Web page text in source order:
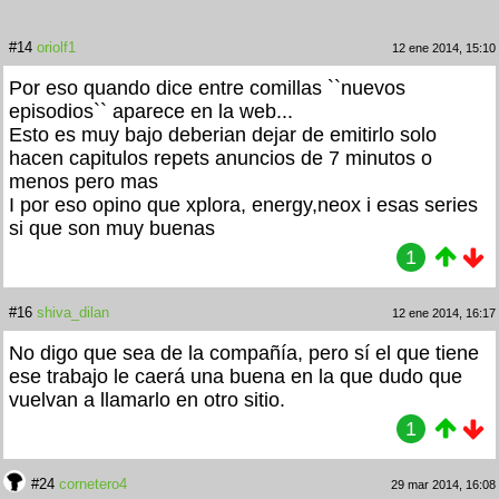
#14 oriolf1 12 ene 2014, 15:10
Por eso quando dice entre comillas ``nuevos
episodios`` aparece en la web...
Esto es muy bajo deberian dejar de emitirlo solo
hacen capitulos repets anuncios de 7 minutos o
menos pero mas
I por eso opino que xplora, energy,neox i esas series
si que son muy buenas
1
#16 shiva_dilan 12 ene 2014, 16:17
No digo que sea de la compañía, pero sí el que tiene
ese trabajo le caerá una buena en la que dudo que
vuelvan a llamarlo en otro sitio.
1
#24 cornetero4 29 mar 2014, 16:08